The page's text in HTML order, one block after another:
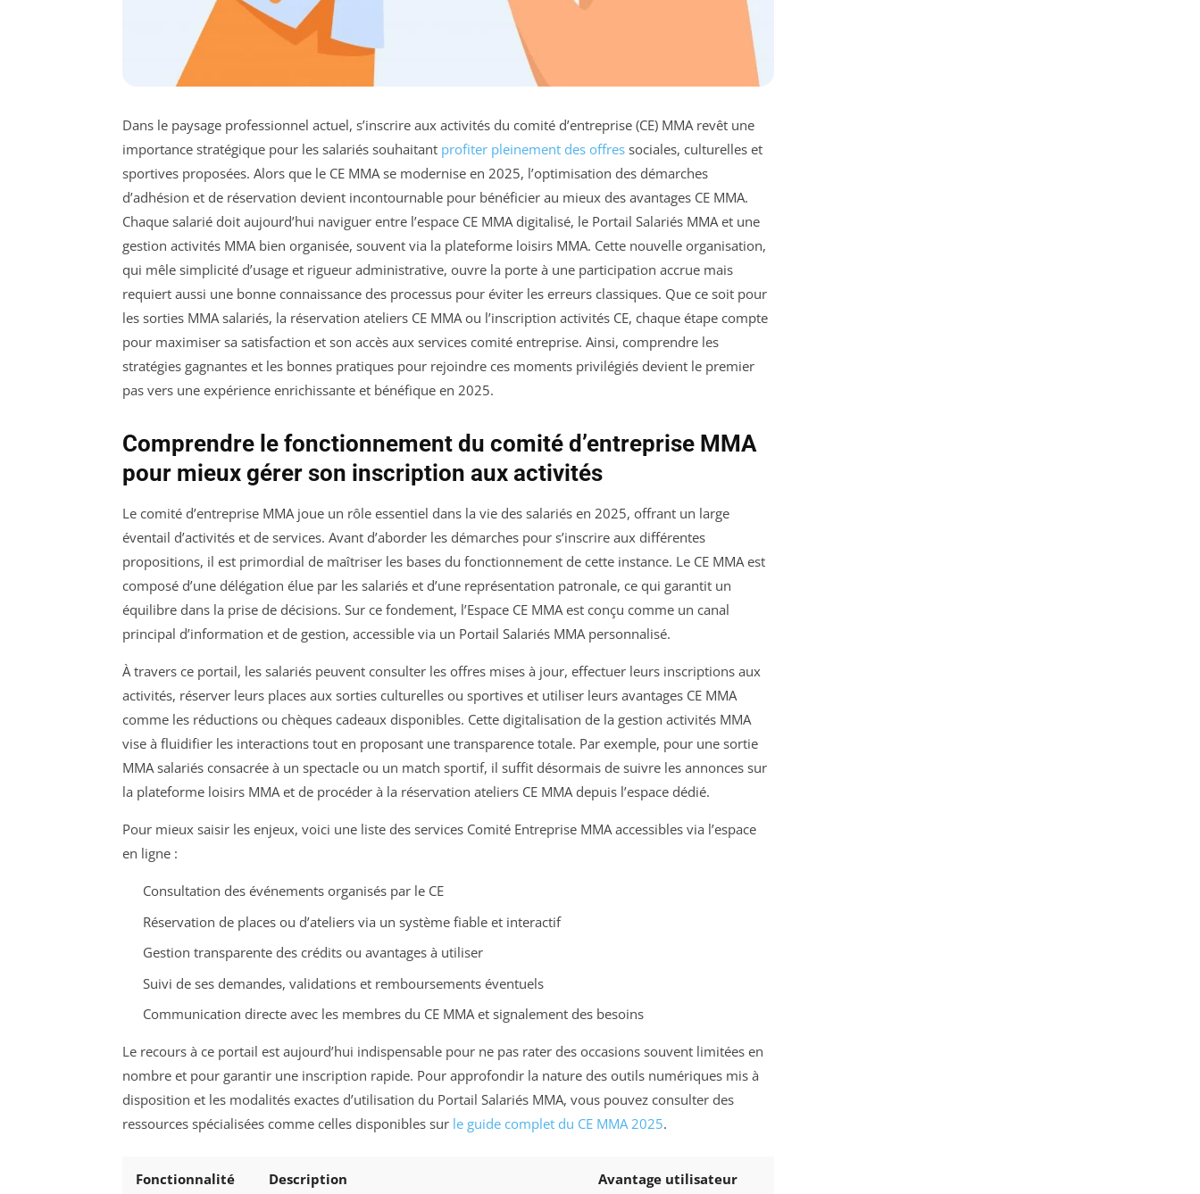
Dans le paysage professionnel actuel, s’inscrire aux activités du comité d’entreprise (CE) MMA revêt une
importance stratégique pour les salariés souhaitant profiter pleinement des offres sociales, culturelles et
sportives proposées. Alors que le CE MMA se modernise en 2025, l’optimisation des démarches
d’adhésion et de réservation devient incontournable pour bénéficier au mieux des avantages CE MMA.
Chaque salarié doit aujourd’hui naviguer entre l’espace CE MMA digitalisé, le Portail Salariés MMA et une
gestion activités MMA bien organisée, souvent via la plateforme loisirs MMA. Cette nouvelle organisation,
qui mêle simplicité d’usage et rigueur administrative, ouvre la porte à une participation accrue mais
requiert aussi une bonne connaissance des processus pour éviter les erreurs classiques. Que ce soit pour
les sorties MMA salariés, la réservation ateliers CE MMA ou l’inscription activités CE, chaque étape compte
pour maximiser sa satisfaction et son accès aux services comité entreprise. Ainsi, comprendre les
stratégies gagnantes et les bonnes pratiques pour rejoindre ces moments privilégiés devient le premier
pas vers une expérience enrichissante et bénéfique en 2025.
Comprendre le fonctionnement du comité d’entreprise MMA
pour mieux gérer son inscription aux activités
Le comité d’entreprise MMA joue un rôle essentiel dans la vie des salariés en 2025, offrant un large
éventail d’activités et de services. Avant d’aborder les démarches pour s’inscrire aux différentes
propositions, il est primordial de maîtriser les bases du fonctionnement de cette instance. Le CE MMA est
composé d’une délégation élue par les salariés et d’une représentation patronale, ce qui garantit un
équilibre dans la prise de décisions. Sur ce fondement, l’Espace CE MMA est conçu comme un canal
principal d’information et de gestion, accessible via un Portail Salariés MMA personnalisé.
À travers ce portail, les salariés peuvent consulter les offres mises à jour, effectuer leurs inscriptions aux
activités, réserver leurs places aux sorties culturelles ou sportives et utiliser leurs avantages CE MMA
comme les réductions ou chèques cadeaux disponibles. Cette digitalisation de la gestion activités MMA
vise à fluidifier les interactions tout en proposant une transparence totale. Par exemple, pour une sortie
MMA salariés consacrée à un spectacle ou un match sportif, il suffit désormais de suivre les annonces sur
la plateforme loisirs MMA et de procéder à la réservation ateliers CE MMA depuis l’espace dédié.
Pour mieux saisir les enjeux, voici une liste des services Comité Entreprise MMA accessibles via l’espace
en ligne :
Consultation des événements organisés par le CE
Réservation de places ou d’ateliers via un système fiable et interactif
Gestion transparente des crédits ou avantages à utiliser
Suivi de ses demandes, validations et remboursements éventuels
Communication directe avec les membres du CE MMA et signalement des besoins
Le recours à ce portail est aujourd’hui indispensable pour ne pas rater des occasions souvent limitées en
nombre et pour garantir une inscription rapide. Pour approfondir la nature des outils numériques mis à
disposition et les modalités exactes d’utilisation du Portail Salariés MMA, vous pouvez consulter des
ressources spécialisées comme celles disponibles sur le guide complet du CE MMA 2025.
Fonctionnalité Description Avantage utilisateur